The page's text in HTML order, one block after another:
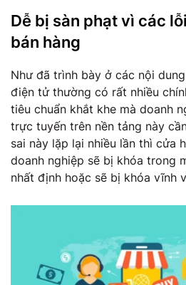
Dễ bị sàn phạt vì các
bán hàng
Như đã trình bày ở các nội
điện tử thường có rất nhiều
tiêu chuẩn khắt khe mà doanh
trực tuyến trên nền tảng này
sai này lặp lại nhiều lần thì cửa
doanh nghiệp sẽ bị khóa trong
nhất định hoặc sẽ bị khóa vĩnh